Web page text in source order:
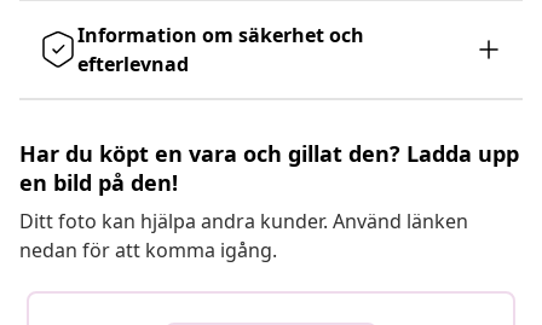
Information om säkerhet och
efterlevnad
Har du köpt en vara och gillat den? Ladda upp
en bild på den!
Ditt foto kan hjälpa andra kunder. Använd länken
nedan för att komma igång.